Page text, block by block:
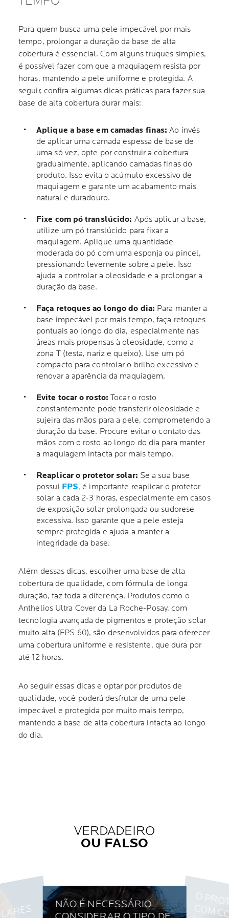
Para quem busca uma pele impecável por mais
tempo, prolongar a duração da base de alta
cobertura é essencial. Com alguns truques simples,
é possível fazer com que a maquiagem resista por
horas, mantendo a pele uniforme e protegida. A
seguir, confira algumas dicas práticas para fazer sua
base de alta cobertura durar mais:
Aplique a base em camadas finas:Ao invés
de aplicar uma camada espessa de base de
uma só vez, opte por construir a cobertura
gradualmente, aplicando camadas finas do
produto. Isso evita o acúmulo excessivo de
maquiagem e garante um acabamento mais
natural e duradouro.
Fixe com pó translúcido: Após aplicar a base,
utilize um pó translúcido para fixar a
maquiagem. Aplique uma quantidade
moderada do pó com uma esponja ou pincel,
pressionando levemente sobre a pele. Isso
ajuda a controlar a oleosidade e a prolongar a
duração da base.
Faça retoques ao longo do dia: Para manter a
base impecável por mais tempo, faça retoques
pontuais ao longo do dia, especialmente nas
áreas mais propensas à oleosidade, como a
zona T (testa, nariz e queixo). Use um pó
compacto para controlar o brilho excessivo e
renovar a aparência da maquiagem.
Evite tocar o rosto:Tocar o rosto
constantemente pode transferir oleosidade e
sujeira das mãos para a pele, comprometendo a
duração da base. Procure evitar o contato das
mãos com o rosto ao longo do dia para manter
a maquiagem intacta por mais tempo.
Reaplicar o protetor solar: Se a sua base
possui FPS, é importante reaplicar o protetor
solar a cada 2-3 horas, especialmente em casos
de exposição solar prolongada ou sudorese
excessiva. Isso garante que a pele esteja
sempre protegida e ajuda a manter a
integridade da base.
Além dessas dicas, escolher uma base de alta
cobertura de qualidade, com fórmula de longa
duração, faz toda a diferença. Produtos como o
Anthelios Ultra Cover da La Roche-Posay, com
tecnologia avançada de pigmentos e proteção solar
muito alta (FPS 60), são desenvolvidos para oferecer
uma cobertura uniforme e resistente, que dura por
até 12 horas.
Ao seguir essas dicas e optar por produtos de
qualidade, você poderá desfrutar de uma pele
impecável e protegida por muito mais tempo,
mantendo a base de alta cobertura intacta ao longo
do dia.
VERDADEIRO
OU FALSO
NÃO É NECESSÁRIO